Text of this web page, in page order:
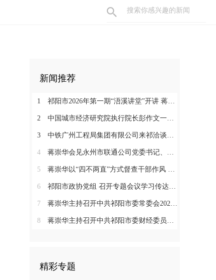
新闻推荐
1 祁阳市2026年第一期“浯溪讲堂”开讲 蒋崇华参加
2 中国城市经济研究院执行院长彭作文一行来祁调研恳谈
3 中铁广州工程局集团有限公司来祁洽谈项目合作
4 蒋崇华会见永州市联通公司党委书记、总经理钟永雄一行
5 蒋崇华以“四不两直”方式督查干部作风 从严抓实事业单位队伍建设
6 祁阳市政协党组 召开专题会议学习传达贯彻市第二次党代会精神
7 蒋崇华主持召开中共祁阳市委常委会2026年第23次会议
8 蒋崇华主持召开中共祁阳市委财经委员会2026年第3次会议
精彩专题